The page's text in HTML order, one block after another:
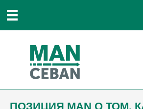
ПОЗИЦИЯ MAN О ТОМ,